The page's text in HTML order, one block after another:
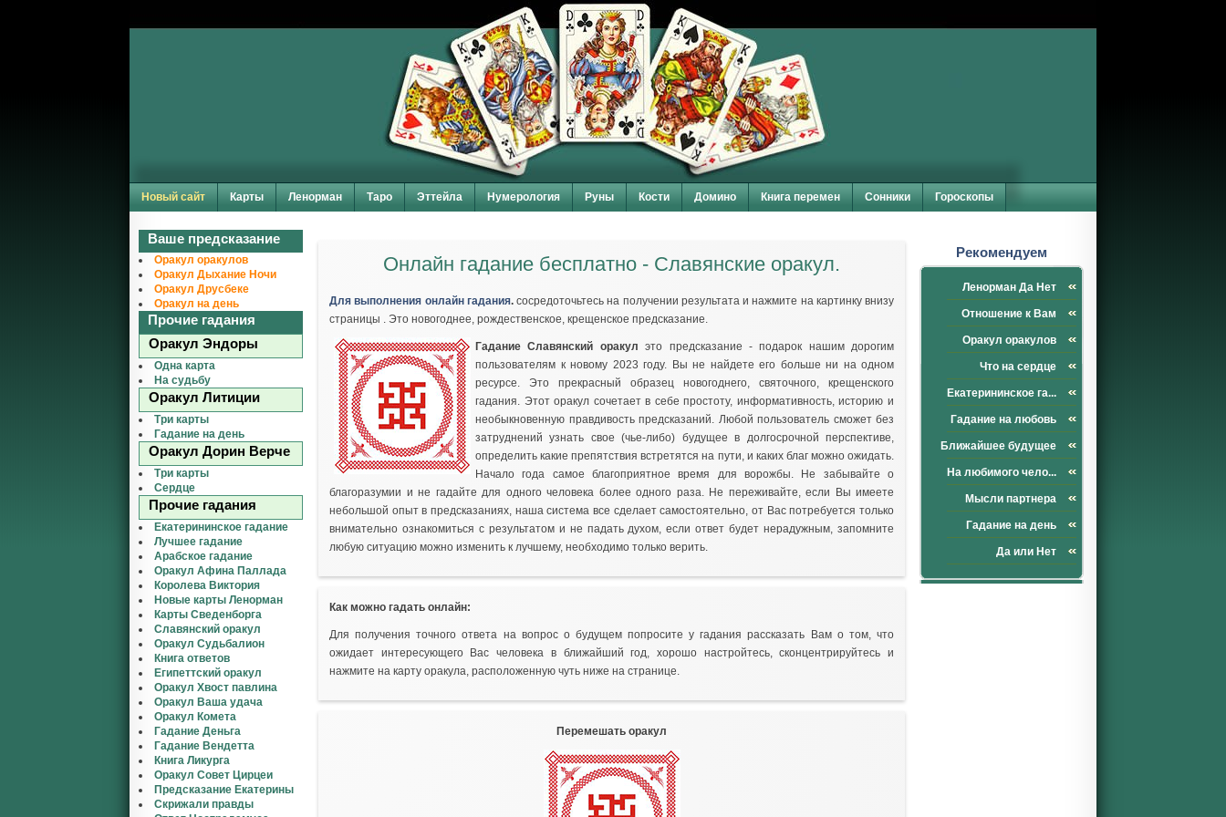
Новый сайт Карты Ленорман Таро Эттейла Нумерология Руны Кости Домино Книга перемен Сонники Гороскопы
Онлайн гадание бесплатно - Славянские оракул.
Для выполнения онлайн гадания.сосредоточьтесь на получении результата и нажмите на картинку внизу
страницы . Это новогоднее, рождественское, крещенское предсказание.
Гадание Славянский оракул это предсказание - подарок нашим дорогим
пользователям к новому 2023 году. Вы не найдете его больше ни на одном
ресурсе. Это прекрасный образец новогоднего, святочного, крещенского
гадания. Этот оракул сочетает в себе простоту, информативность, историю и
необыкновенную правдивость предсказаний. Любой пользователь сможет без
затруднений узнать свое (чье-либо) будущее в долгосрочной перспективе,
определить какие препятствия встретятся на пути, и каких благ можно ожидать.
Начало года самое благоприятное время для ворожбы. Не забывайте о
благоразумии и не гадайте для одного человека более одного раза. Не переживайте, если Вы имеете
небольшой опыт в предсказаниях, наша система все сделает самостоятельно, от Вас потребуется только
внимательно ознакомиться с результатом и не падать духом, если ответ будет нерадужным, запомните
любую ситуацию можно изменить к лучшему, необходимо только верить.
Как можно гадать онлайн:
Для получения точного ответа на вопрос о будущем попросите у гадания рассказать Вам о том, что
ожидает интересующего Вас человека в ближайший год, хорошо настройтесь, сконцентрируйтесь и
нажмите на карту оракула, расположенную чуть ниже на странице.
Перемешать оракул
Ваше предсказание
Оракул оракулов
Оракул Дыхание Ночи
Оракул Друсбеке
Оракул на день
Прочие гадания
Оракул Эндоры
Одна карта
На судьбу
Оракул Литиции
Три карты
Гадание на день
Оракул Дорин Верче
Три карты
Сердце
Прочие гадания
Екатерининское гадание
Лучшее гадание
Арабское гадание
Оракул Афина Паллада
Королева Виктория
Новые карты Ленорман
Карты Сведенборга
Славянский оракул
Оракул Судьбалион
Книга ответов
Египеттский оракул
Оракул Хвост павлина
Оракул Ваша удача
Оракул Комета
Гадание Деньга
Гадание Вендетта
Книга Ликурга
Оракул Совет Цирцеи
Предсказание Екатерины
Скрижали правды
Рекомендуем
Ленорман Да Нет
Отношение к Вам
Оракул оракулов
Что на сердце
Екатерининское га...
Гадание на любовь
Ближайшее будущее
На любимого чело...
Мысли партнера
Гадание на день
Да или Нет